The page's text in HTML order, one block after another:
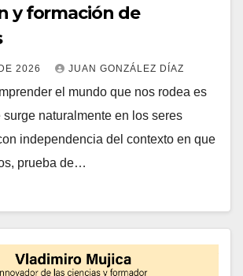
y formación de
2026 JUAN GONZÁLEZ DÍAZ
el mundo que nos rodea es
naturalmente en los seres
independencia del contexto en que
prueba de…